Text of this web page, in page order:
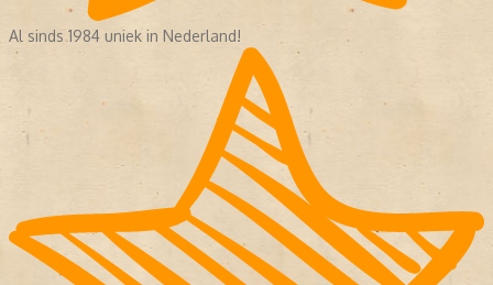
Al sinds 1984 uniek in Nederland!